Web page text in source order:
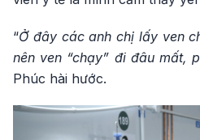
“Ở đây các anh chị lấy ven
nên ven “chạy” đi đâu mất,
Phúc hài hước.